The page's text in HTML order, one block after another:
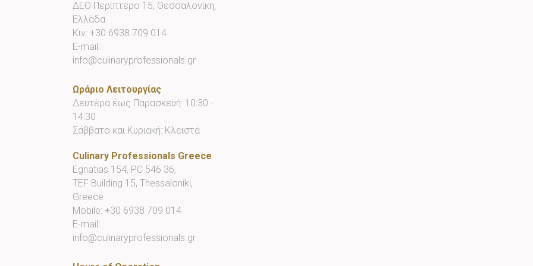
ΔΕΘ Περίπτερο 15, Θεσσαλονίκη,
Ελλάδα
Κιν: +30 6938 709 014
E-mail:
info@culinaryprofessionals.gr
Ωράριο Λειτουργίας
Δευτέρα έως Παρασκευή: 10:30 -
14:30
Σάββατο και Κυριακή: Κλειστά
Culinary Professionals Greece
Egnatias 154, PC 546 36,
TEF Building 15, Thessaloniki,
Greece
Mobile: +30 6938 709 014
E-mail:
info@culinaryprofessionals.gr